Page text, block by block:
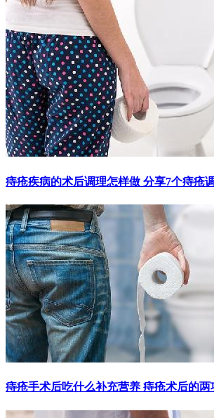
痔疮疾病的术后调理怎样做 分享7个痔疮
痔疮手术后吃什么补充营养 痔疮术后的两